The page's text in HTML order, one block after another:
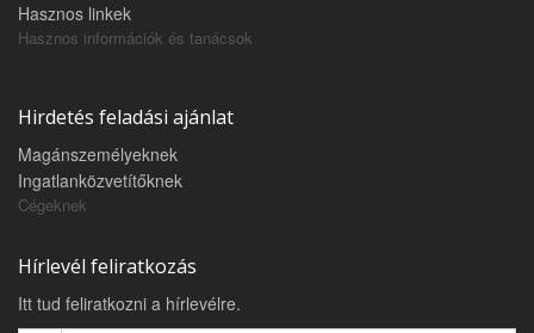
Hasznos linkek
Hasznos információk és tanácsok
Hirdetés feladási ajánlat
Magánszemélyeknek
Ingatlanközvetítőknek
Cégeknek
Hírlevél feliratkozás
Itt tud feliratkozni a hírlevélre.